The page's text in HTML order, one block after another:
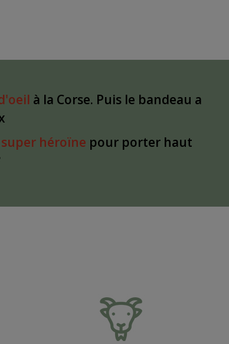
à la Corse. Puis le bandeau a
super héroïne pour porter haut